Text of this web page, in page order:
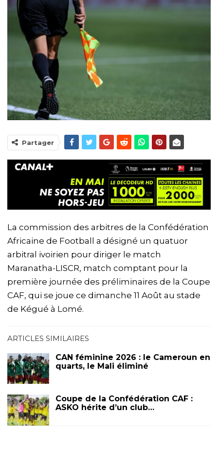
Partager
La commission des arbitres de la Confédération
Africaine de Football a désigné un quatuor
arbitral ivoirien pour diriger le match
Maranatha-LISCR, match comptant pour la
première journée des préliminaires de la Coupe
CAF, qui se joue ce dimanche 11 Août au stade
de Kégué à Lomé.
ARTICLES SIMILAIRES
CAN féminine 2026 : le Cameroun en
quarts, le Mali éliminé
Coupe de la Confédération CAF :
ASKO hérite d’un club…